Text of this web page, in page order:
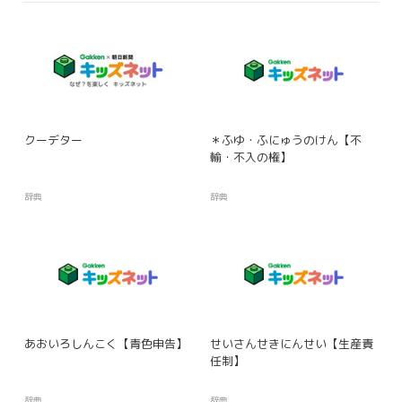
クーデター
辞典
＊ふゆ・ふにゅうのけん【不
輸・不入の権】
辞典
あおいろしんこく【青色申告】
せいさんせきにんせい【生産責
任制】